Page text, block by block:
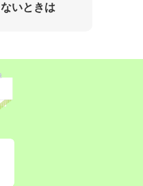
いときは